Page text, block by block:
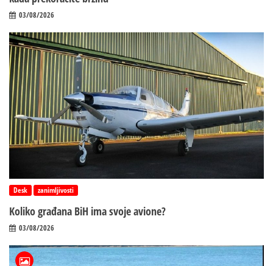
03/08/2026
Desk zanimljivosti
Koliko građana BiH ima svoje avione?
03/08/2026